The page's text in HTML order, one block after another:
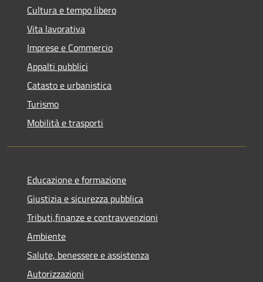
Cultura e tempo libero
Vita lavorativa
Imprese e Commercio
Appalti pubblici
Catasto e urbanistica
Turismo
Mobilità e trasporti
Educazione e formazione
Giustizia e sicurezza pubblica
Tributi,finanze e contravvenzioni
Ambiente
Salute, benessere e assistenza
Autorizzazioni